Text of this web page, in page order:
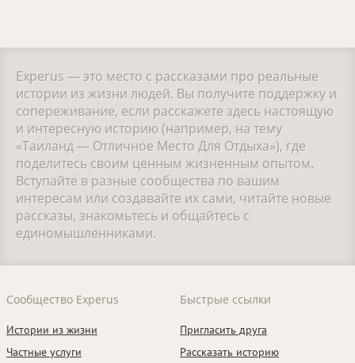
Experus — это место с рассказами про реальные
истории из жизни людей. Вы получите поддержку и
сопереживание, если расскажете здесь настоящую
и интересную историю (например, на тему
«Таиланд — Отличное Место Для Отдыха»), где
поделитесь своим ценным жизненным опытом.
Вступайте в разные сообщества по вашим
интересам или создавайте их сами, читайте новые
рассказы, знакомьтесь и общайтесь с
единомышленниками.
Сообщество Experus
Истории из жизни
Частные услуги
Быстрые ссылки
Пригласить друга
Рассказать историю